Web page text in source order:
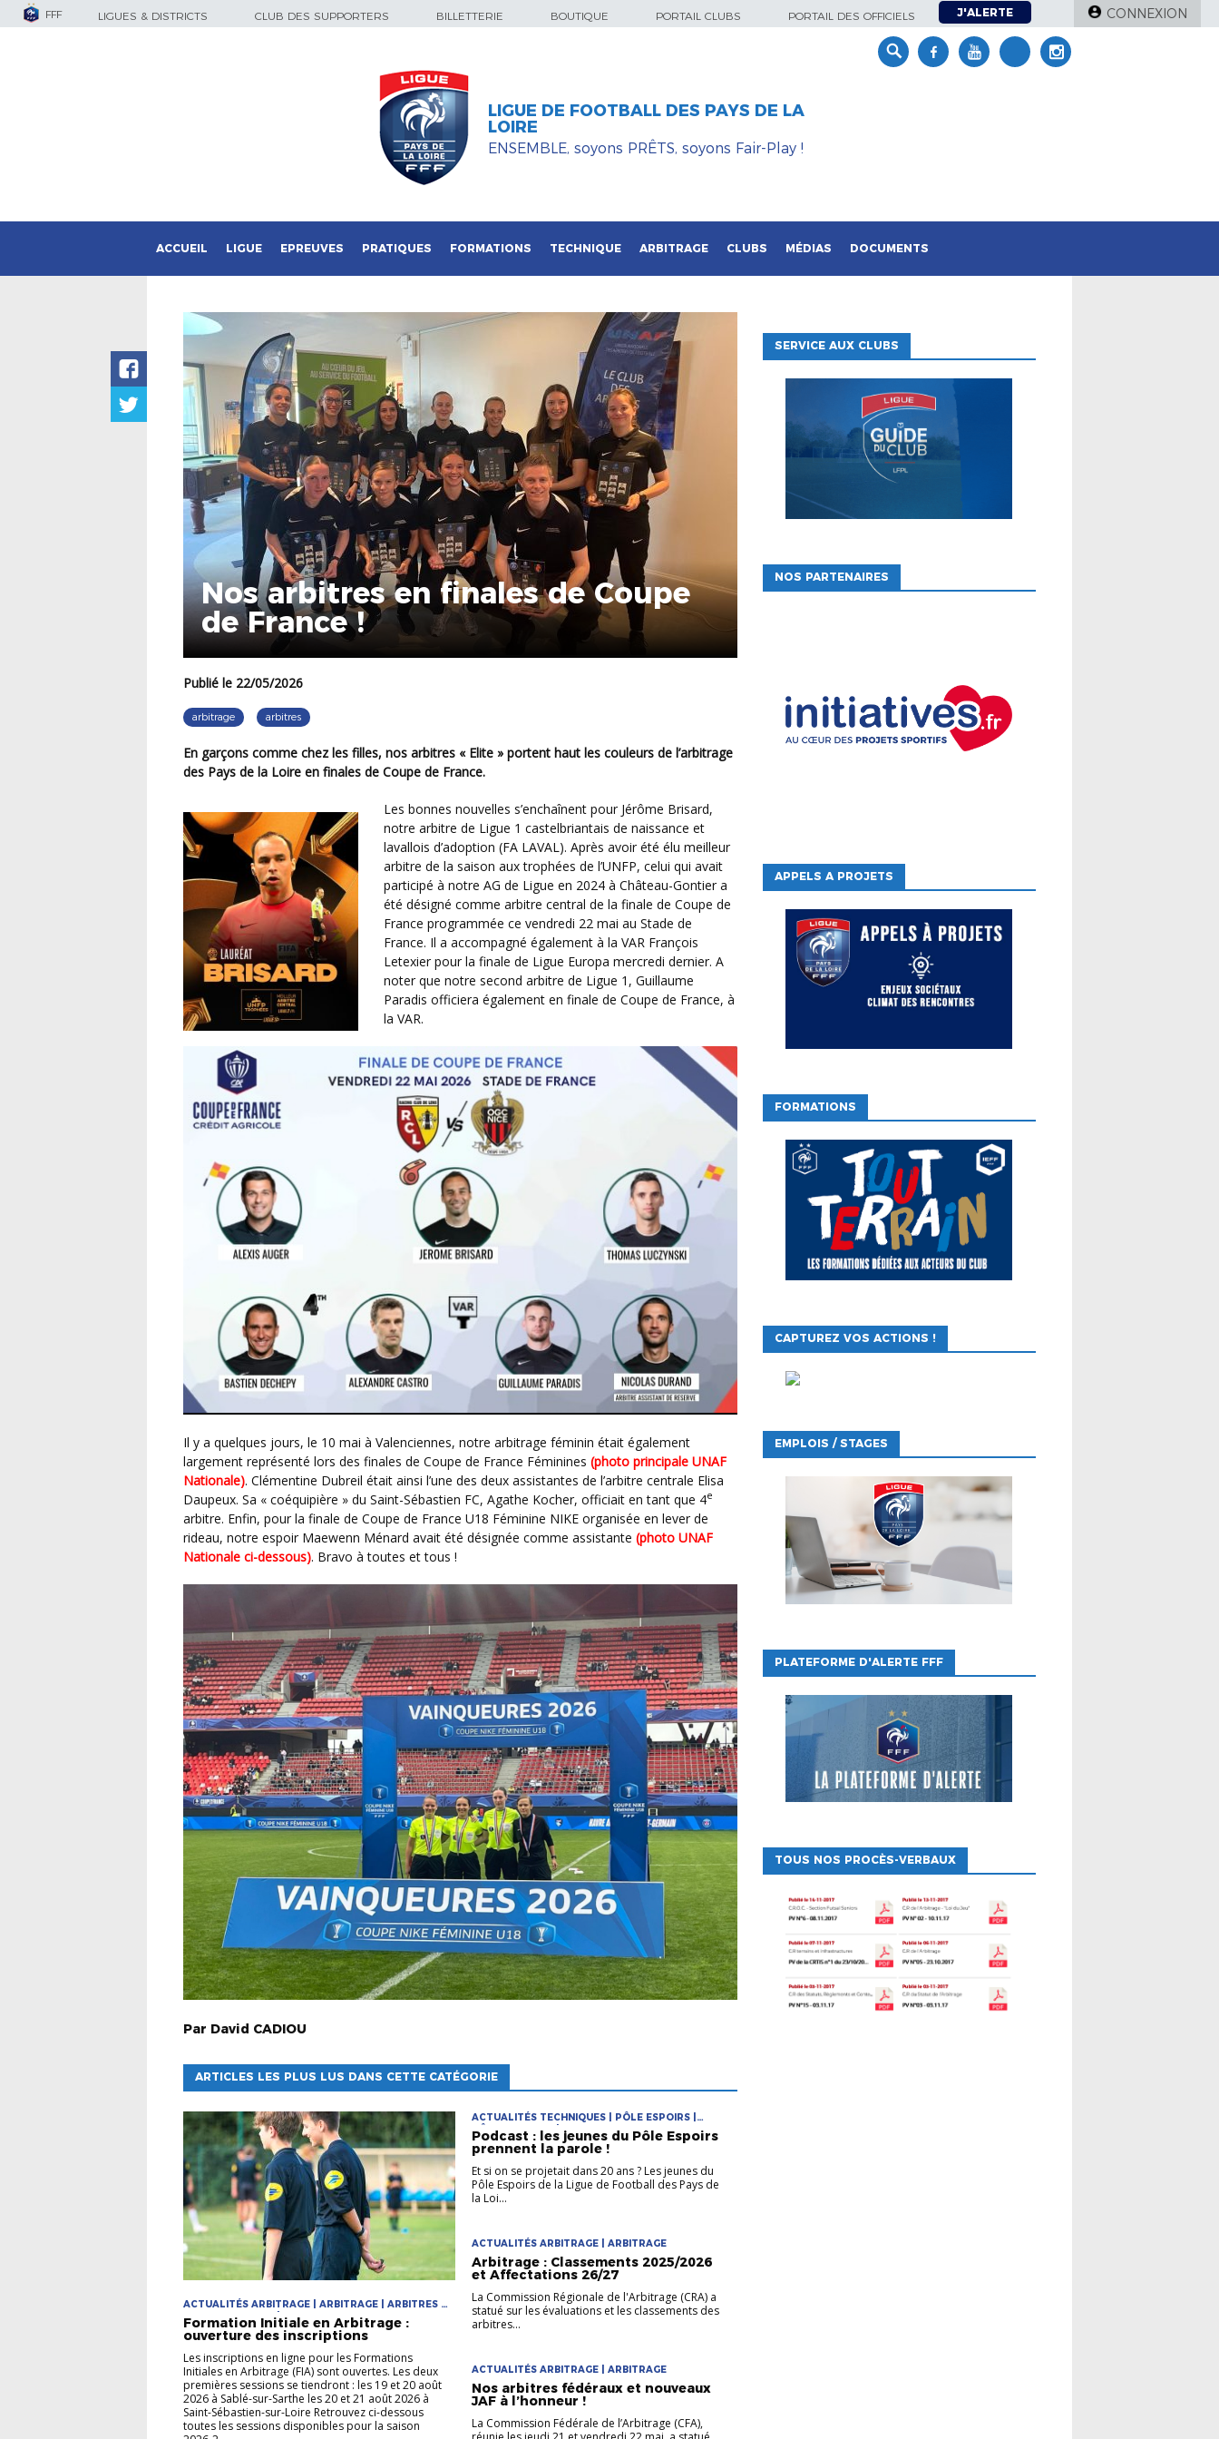
FFF LIGUES & DISTRICTS CLUB DES SUPPORTERS BILLETTERIE BOUTIQUE PORTAIL CLUBS PORTAIL DES OFFICIELS J'ALERTE CONNEXION
LIGUE DE FOOTBALL DES PAYS DE LA
LOIRE
ENSEMBLE, soyons PRÊTS, soyons Fair-Play !
ACCUEIL LIGUE EPREUVES PRATIQUES FORMATIONS TECHNIQUE ARBITRAGE CLUBS MÉDIAS DOCUMENTS
Nos arbitres en finales de Coupe
de France !
Publié le 22/05/2026
arbitrage arbitres
En garçons comme chez les filles, nos arbitres « Elite » portent haut les couleurs de l’arbitrage
des Pays de la Loire en finales de Coupe de France.
Les bonnes nouvelles s’enchaînent pour Jérôme Brisard,
notre arbitre de Ligue 1 castelbriantais de naissance et
lavallois d’adoption (FA LAVAL). Après avoir été élu meilleur
arbitre de la saison aux trophées de l’UNFP, celui qui avait
participé à notre AG de Ligue en 2024 à Château-Gontier a
été désigné comme arbitre central de la finale de Coupe de
France programmée ce vendredi 22 mai au Stade de
France. Il a accompagné également à la VAR François
Letexier pour la finale de Ligue Europa mercredi dernier. A
noter que notre second arbitre de Ligue 1, Guillaume
Paradis officiera également en finale de Coupe de France, à
la VAR.
Il y a quelques jours, le 10 mai à Valenciennes, notre arbitrage féminin était également
largement représenté lors des finales de Coupe de France Féminines (photo principale UNAF
Nationale). Clémentine Dubreil était ainsi l’une des deux assistantes de l’arbitre centrale Elisa
Daupeux. Sa « coéquipière » du Saint-Sébastien FC, Agathe Kocher, officiait en tant que 4e
arbitre. Enfin, pour la finale de Coupe de France U18 Féminine NIKE organisée en lever de
rideau, notre espoir Maewenn Ménard avait été désignée comme assistante (photo UNAF
Nationale ci-dessous). Bravo à toutes et tous !
Par David CADIOU
ARTICLES LES PLUS LUS DANS CETTE CATÉGORIE
ACTUALITÉS ARBITRAGE | ARBITRAGE | ARBITRES |
DEVENIR ARBITRE | FORMATIONS
Formation Initiale en Arbitrage :
ouverture des inscriptions
Les inscriptions en ligne pour les Formations
Initiales en Arbitrage (FIA) sont ouvertes. Les deux
premières sessions se tiendront : les 19 et 20 août
2026 à Sablé-sur-Sarthe les 20 et 21 août 2026 à
Saint-Sébastien-sur-Loire Retrouvez ci-dessous
toutes les sessions disponibles pour la saison
ACTUALITÉS TECHNIQUES | PÔLE ESPOIRS |
PÔLES ESPOIRS | TECHNIQUE
Podcast : les jeunes du Pôle Espoirs
prennent la parole !
Et si on se projetait dans 20 ans ? Les jeunes du
Pôle Espoirs de la Ligue de Football des Pays de
la Loi...
ACTUALITÉS ARBITRAGE | ARBITRAGE
Arbitrage : Classements 2025/2026
et Affectations 26/27
La Commission Régionale de l'Arbitrage (CRA) a
statué sur les évaluations et les classements des
arbitres...
ACTUALITÉS ARBITRAGE | ARBITRAGE
Nos arbitres fédéraux et nouveaux
JAF à l’honneur !
La Commission Fédérale de l’Arbitrage (CFA),
SERVICE AUX CLUBS
NOS PARTENAIRES
APPELS A PROJETS
FORMATIONS
CAPTUREZ VOS ACTIONS !
EMPLOIS / STAGES
PLATEFORME D'ALERTE FFF
TOUS NOS PROCÈS-VERBAUX